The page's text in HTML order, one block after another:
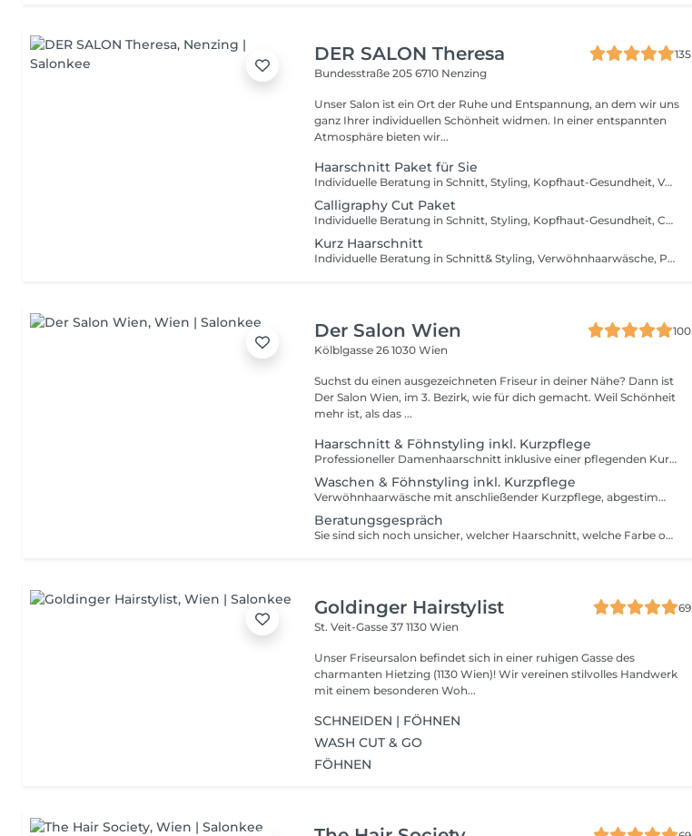
DER SALON Theresa
135
Bundesstraße 2056710 Nenzing
Unser Salon ist ein Ort der Ruhe und Entspannung, an dem wir uns
ganz Ihrer individuellen Schönheit widmen. In einer entspannten
Atmosphäre bieten wir...
Haarschnitt Paket für Sie
Individuelle Beratung in Schnitt, Styling, Kopfhaut-Gesundheit, Verwöhnhaarwäsche, Intensivhaarpflege, Schnitt & Styling
Calligraphy Cut Paket
Individuelle Beratung in Schnitt, Styling, Kopfhaut-Gesundheit, Calligraphy cut für mehr Volumen & Gesundes Haar, Intensivhaarpflege, Verwöhnhaarwäsche, Styling
Kurz Haarschnitt
Individuelle Beratung in Schnitt& Styling, Verwöhnhaarwäsche, Pflege, Kurzhaarschnitt & Styling
Der Salon Wien
100
Kölblgasse 261030 Wien
Suchst du einen ausgezeichneten Friseur in deiner Nähe? Dann ist
Der Salon Wien, im 3. Bezirk, wie für dich gemacht. Weil Schönheit
mehr ist, als das ...
Haarschnitt & Föhnstyling inkl. Kurzpflege
Professioneller Damenhaarschnitt inklusive einer pflegenden Kurzbehandlung. Die Pflege wird auf Haartyp und Haarzustand abgestimmt und sorgt für bessere Kämmbarkeit und ein gepflegtes Haargefühl. Zum Abschluss Föhnstyling nach Wunsch.
Waschen & Föhnstyling inkl. Kurzpflege
Verwöhnhaarwäsche mit anschließender Kurzpflege, abgestimmt auf Haartyp und Haarzustand. Zum Abschluss professionelles Föhnstyling nach Wunsch.
Beratungsgespräch
Sie sind sich noch unsicher, welcher Haarschnitt, welche Farbe oder welche Pflege am besten zu Ihnen passt? In unserem Beratungsgespräch nehmen wir uns bewusst Zeit für Sie. Wir besprechen Ihre Wünsche, analysieren Ihre Haarstruktur und Ihre Ausgangssituation genau und finden gemeinsam die passende Lösung für Sie. Ideal, wenn Sie sich vorab mehr Klarheit und eine professionelle Einschätzung wünschen.
Goldinger Hairstylist
69
St. Veit-Gasse 371130 Wien
Unser Friseursalon befindet sich in einer ruhigen Gasse des
charmanten Hietzing (1130 Wien)! Wir vereinen stilvolles Handwerk
mit einem besonderen Woh...
SCHNEIDEN | FÖHNEN
WASH CUT & GO
FÖHNEN